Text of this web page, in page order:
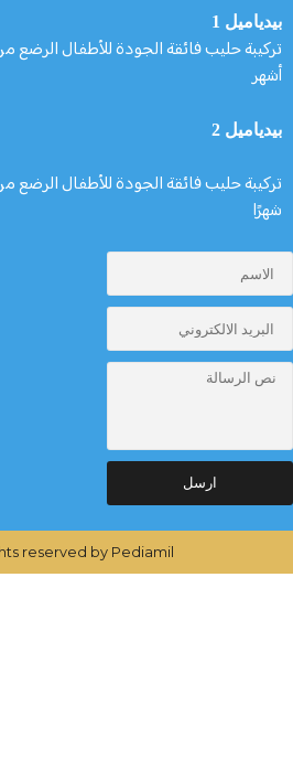
All copy rights reserved by Pediamil